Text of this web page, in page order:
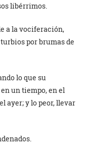
libérrimos.
a la vociferación,
por brumas de
lo que su
un tiempo, en el
ayer; y lo peor, llevar